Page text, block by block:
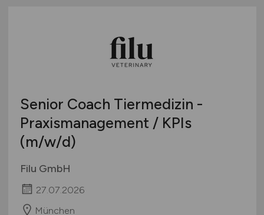
Senior Coach Tiermedizin -
Praxismanagement / KPIs
(m/w/d)
Filu GmbH
27.07.2026
München